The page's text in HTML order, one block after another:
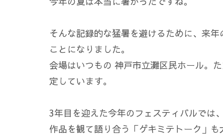
そんな記録的な猛暑を避けるために、来
ことになりました。
会場はいつもの 神戸市立灘区民ホール。
定しています。
3年目を迎えた今年のフェスティバルでは
作品を観て語り合う「ゲキミテトーク」